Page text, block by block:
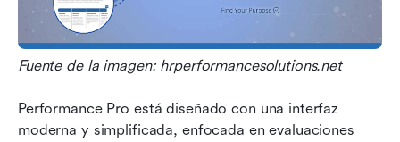
Fuente de la imagen: hrperformancesolutions.net
Performance Pro está diseñado con una interfaz
moderna y simplificada, enfocada en evaluaciones